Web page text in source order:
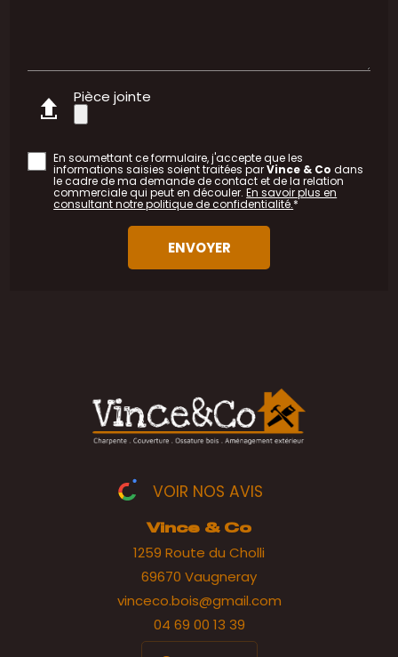
Pièce jointe
En soumettant ce formulaire, j'accepte que les
informations saisies soient traitées parVince & Co dans
le cadre de ma demande de contact et de la relation
commerciale qui peut en découler.En savoir plus en
consultant notre politique de confidentialité.*
VOIR NOS AVIS
Vince & Co
1259 Route du Cholli
69670 Vaugneray
vinceco.bois@gmail.com
04 69 00 13 39